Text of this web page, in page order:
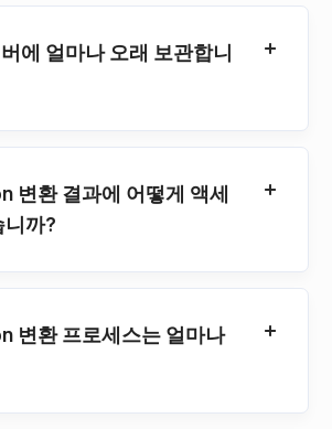
에 얼마나 오래 보관합니
변환 결과에 어떻게 액세
니까?
변환 프로세스는 얼마나